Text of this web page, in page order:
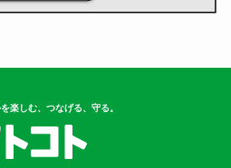
楽しむ、つなげる、守る。